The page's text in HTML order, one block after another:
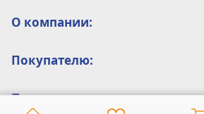
О компании:
Покупателю:
Помощь: